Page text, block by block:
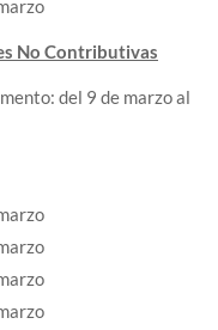
No Contributivas
del 9 de marzo al